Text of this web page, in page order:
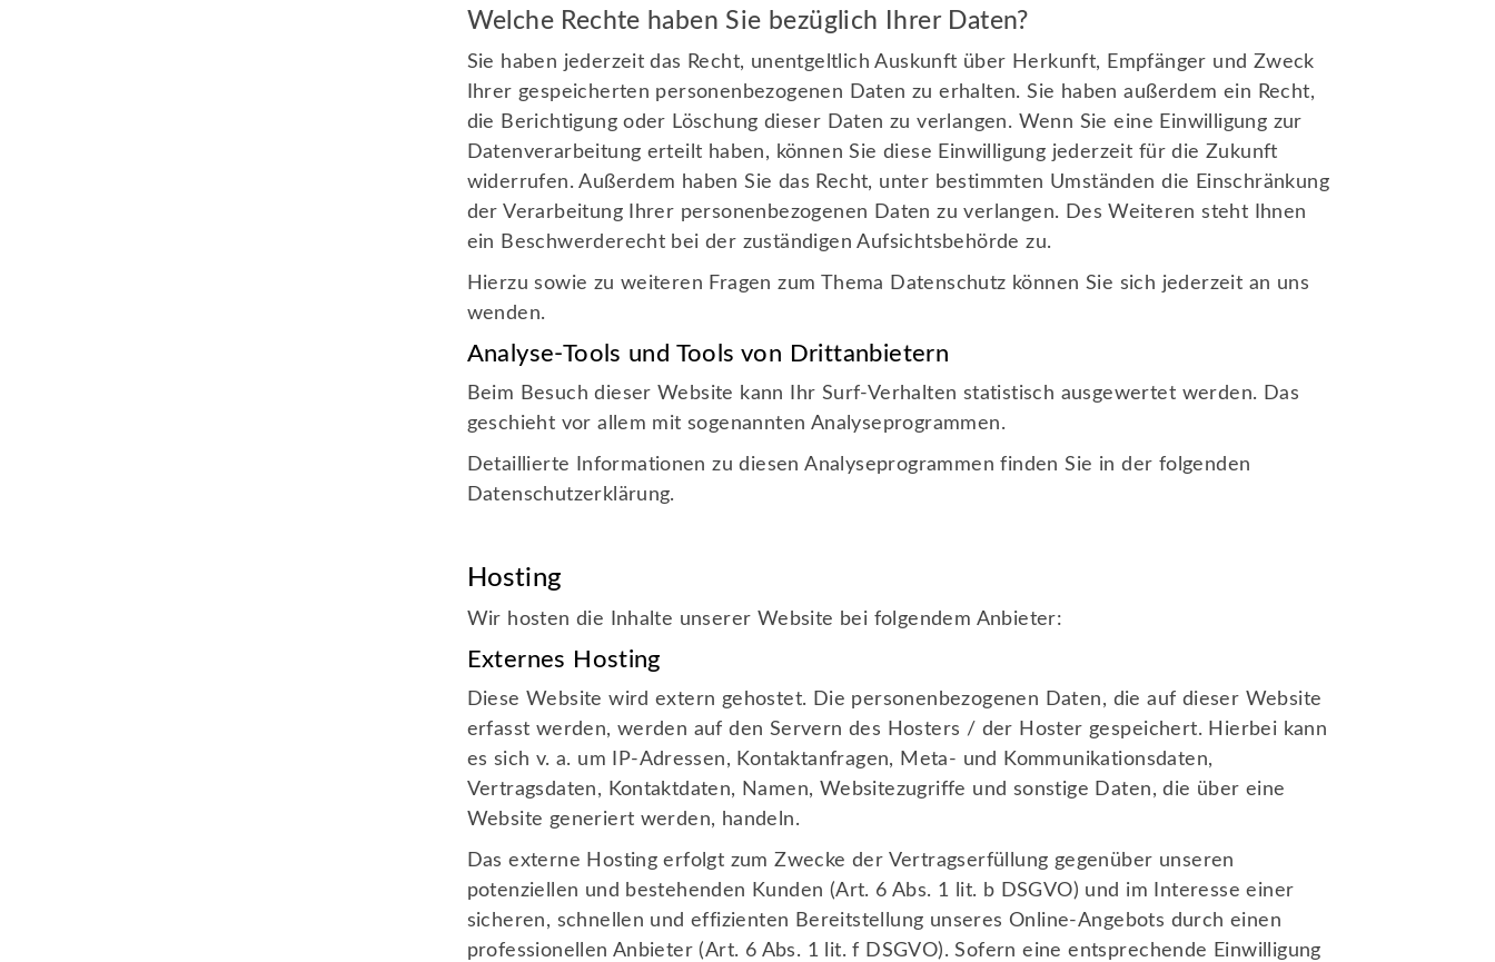
Welche Rechte haben Sie bezüglich Ihrer Daten?
Sie haben jederzeit das Recht, unentgeltlich Auskunft über Herkunft, Empfänger und Zweck
Ihrer gespeicherten personenbezogenen Daten zu erhalten. Sie haben außerdem ein Recht,
die Berichtigung oder Löschung dieser Daten zu verlangen. Wenn Sie eine Einwilligung zur
Datenverarbeitung erteilt haben, können Sie diese Einwilligung jederzeit für die Zukunft
widerrufen. Außerdem haben Sie das Recht, unter bestimmten Umständen die Einschränkung
der Verarbeitung Ihrer personenbezogenen Daten zu verlangen. Des Weiteren steht Ihnen
ein Beschwerderecht bei der zuständigen Aufsichtsbehörde zu.
Hierzu sowie zu weiteren Fragen zum Thema Datenschutz können Sie sich jederzeit an uns
wenden.
Analyse-Tools und Tools von Dritt­anbietern
Beim Besuch dieser Website kann Ihr Surf-Verhalten statistisch ausgewertet werden. Das
geschieht vor allem mit sogenannten Analyseprogrammen.
Detaillierte Informationen zu diesen Analyseprogrammen finden Sie in der folgenden
Datenschutzerklärung.
Hosting
Wir hosten die Inhalte unserer Website bei folgendem Anbieter:
Externes Hosting
Diese Website wird extern gehostet. Die personenbezogenen Daten, die auf dieser Website
erfasst werden, werden auf den Servern des Hosters / der Hoster gespeichert. Hierbei kann
es sich v. a. um IP-Adressen, Kontaktanfragen, Meta- und Kommunikationsdaten,
Vertragsdaten, Kontaktdaten, Namen, Websitezugriffe und sonstige Daten, die über eine
Website generiert werden, handeln.
Das externe Hosting erfolgt zum Zwecke der Vertragserfüllung gegenüber unseren
potenziellen und bestehenden Kunden (Art. 6 Abs. 1 lit. b DSGVO) und im Interesse einer
sicheren, schnellen und effizienten Bereitstellung unseres Online-Angebots durch einen
professionellen Anbieter (Art. 6 Abs. 1 lit. f DSGVO). Sofern eine entsprechende Einwilligung